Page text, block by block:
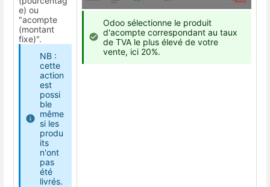
e) ou
"acompte
(montant
fixe)".
NB :
cette
action
est
possi
ble
même
si les
produ
its
n'ont
pas
été
livrés.
Odoo sélectionne le produit
d'acompte correspondant au taux
de TVA le plus élevé de votre
vente, ici 20%.